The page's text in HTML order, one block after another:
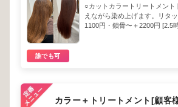
○カットカラートリートメン
えながら染め上げます。リタ
1100円・鎖骨〜＋2200円 [2.5
誰でも可
カラー＋トリートメント[顧客